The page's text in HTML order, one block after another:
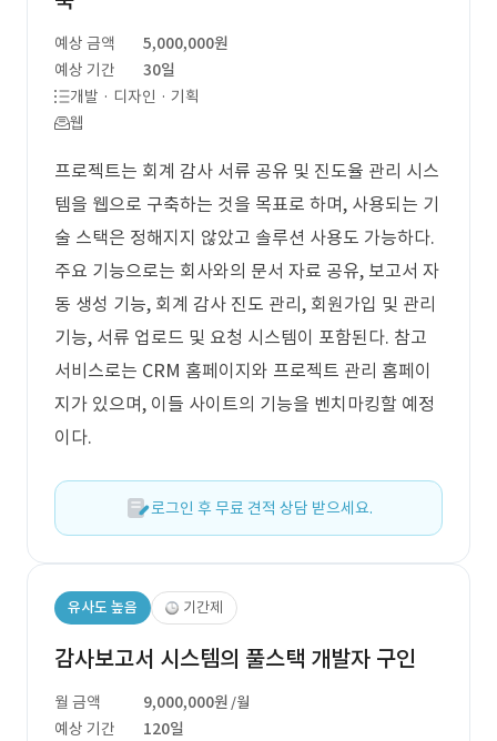
예상 금액
5,000,000원
예상 기간
30일
개발 · 디자인 · 기획
웹
프로젝트는 회계 감사 서류 공유 및 진도율 관리 시스
템을 웹으로 구축하는 것을 목표로 하며, 사용되는 기
술 스택은 정해지지 않았고 솔루션 사용도 가능하다.
주요 기능으로는 회사와의 문서 자료 공유, 보고서 자
동 생성 기능, 회계 감사 진도 관리, 회원가입 및 관리
기능, 서류 업로드 및 요청 시스템이 포함된다. 참고
서비스로는 CRM 홈페이지와 프로젝트 관리 홈페이
지가 있으며, 이들 사이트의 기능을 벤치마킹할 예정
이다.
로그인 후 무료 견적 상담 받으세요.
유사도 높음 기간제
감사보고서 시스템의 풀스택 개발자 구인
월 금액 9,000,000원 /월
예상 기간
120일